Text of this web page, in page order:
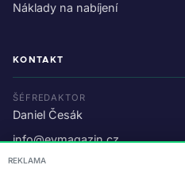
Náklady na nabíjení
KONTAKT
ŠÉFREDAKTOR
Daniel Česák
info@evmagazin.cz
O nás
REKLAMA